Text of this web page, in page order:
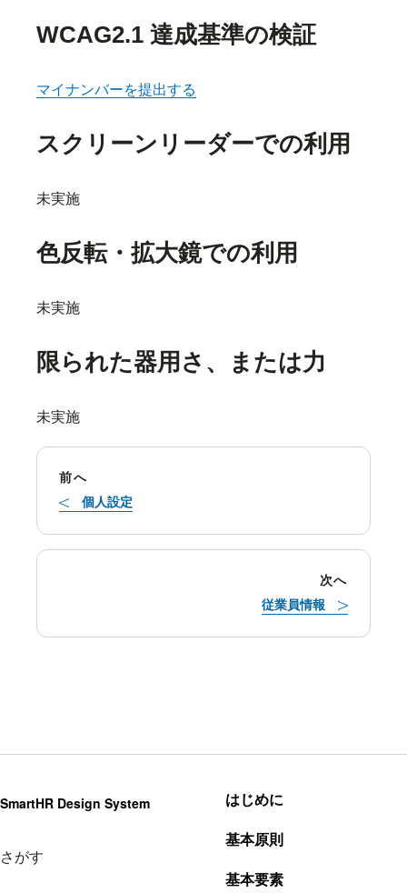
WCAG2.1 達成基準の検証
マイナンバーを提出する
スクリーンリーダーでの利用
未実施
色反転・拡大鏡での利用
未実施
限られた器用さ、または力
未実施
前へ
個人設定
次へ
従業員情報
SmartHR Design System
さがす
はじめに
基本原則
基本要素